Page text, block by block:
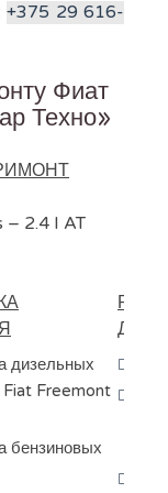
+375 29 616-
Фиат
Техно»
– 2.4 I AT
дизельных
Fiat Freemont
бензиновых